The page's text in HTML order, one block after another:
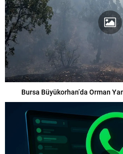
Bursa Büyükorhan’da Orman